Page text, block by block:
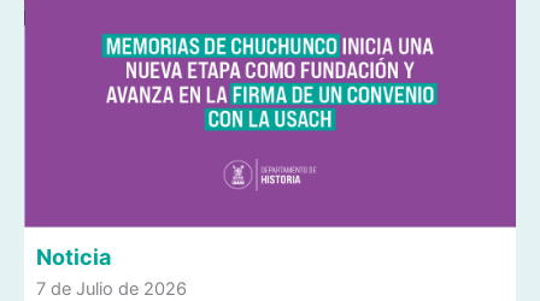
Noticia
7 de Julio de 2026